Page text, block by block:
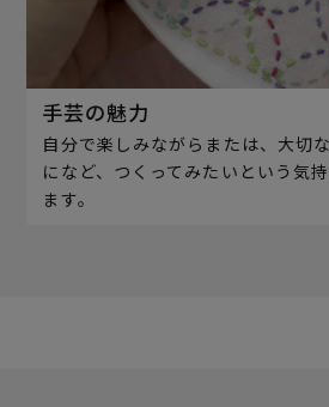
手芸の魅力
自分で楽しみながらまたは、大切
になど、つくってみたいという気
ます。